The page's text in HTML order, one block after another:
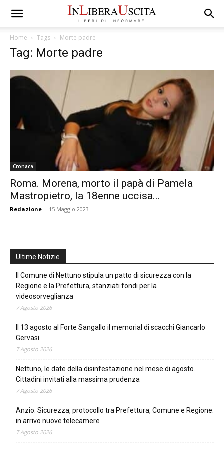
Home Tags Morte padre
Tag: Morte padre
Cronaca
Roma. Morena, morto il papà di Pamela
Mastropietro, la 18enne uccisa...
Redazione - 15 Maggio 2023
Ultime Notizie
Il Comune di Nettuno stipula un patto di sicurezza con la
Regione e la Prefettura, stanziati fondi per la
videosorveglianza
7 Agosto 2026
Il 13 agosto al Forte Sangallo il memorial di scacchi Giancarlo
Gervasi
7 Agosto 2026
Nettuno, le date della disinfestazione nel mese di agosto.
Cittadini invitati alla massima prudenza
7 Agosto 2026
Anzio. Sicurezza, protocollo tra Prefettura, Comune e Regione:
in arrivo nuove telecamere
7 Agosto 2026